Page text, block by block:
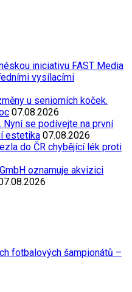
iniciativu FAST Media
vysílacími
u seniorních koček.
07.08.2026
Nyní se podívejte na první
estetika 07.08.2026
do ČR chybějící lék proti
oznamuje akvizici
fotbalových šampionátů –